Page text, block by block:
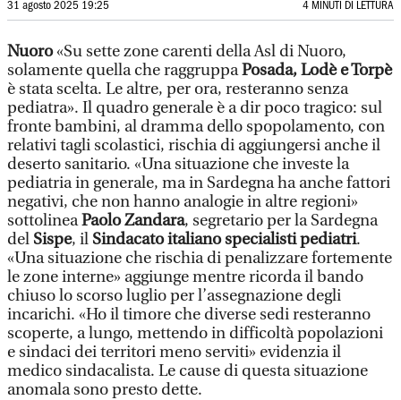
31 agosto 2025 19:25 4 MINUTI DI LETTURA
Nuoro«Su sette zone carenti della Asl di Nuoro,
solamente quella che raggruppaPosada, Lodè e Torpè
è stata scelta. Le altre, per ora, resteranno senza
pediatra». Il quadro generale è a dir poco tragico: sul
fronte bambini, al dramma dello spopolamento, con
relativi tagli scolastici, rischia di aggiungersi anche il
deserto sanitario. «Una situazione che investe la
pediatria in generale, ma in Sardegna ha anche fattori
negativi, che non hanno analogie in altre regioni»
sottolineaPaolo Zandara, segretario per la Sardegna
del Sispe, il Sindacato italiano specialisti pediatri.
«Una situazione che rischia di penalizzare fortemente
le zone interne» aggiunge mentre ricorda il bando
chiuso lo scorso luglio per l’assegnazione degli
incarichi. «Ho il timore che diverse sedi resteranno
scoperte, a lungo, mettendo in difficoltà popolazioni
e sindaci dei territori meno serviti» evidenzia il
medico sindacalista. Le cause di questa situazione
anomala sono presto dette.